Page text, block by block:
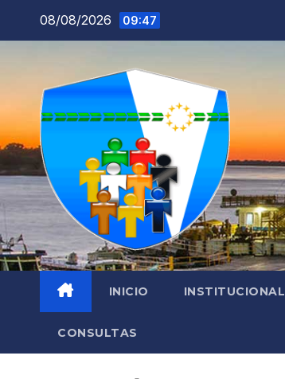
08/08/2026 09:47
INICIO INSTITUCIONAL
CONSULTAS